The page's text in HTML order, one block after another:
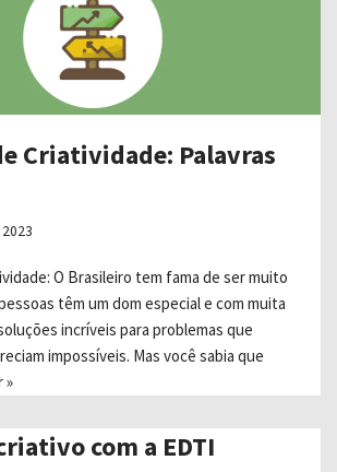
Criatividade: Palavras
O Brasileiro tem fama de ser muito
têm um dom especial e com muita
incríveis para problemas que
impossíveis. Mas você sabia que
»
com a EDTI